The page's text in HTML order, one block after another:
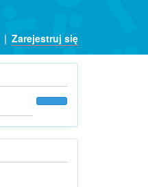
| Zarejestruj się